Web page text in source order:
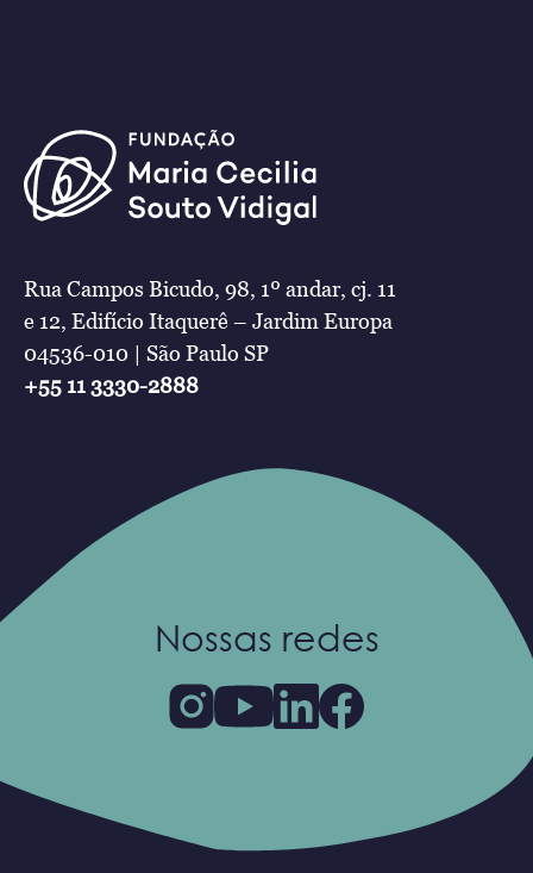
Rua Campos Bicudo, 98, 1º andar, cj. 11
e 12, Edifício Itaquerê – Jardim Europa
04536-010 | São Paulo SP
+55 11 3330-2888
Nossas redes